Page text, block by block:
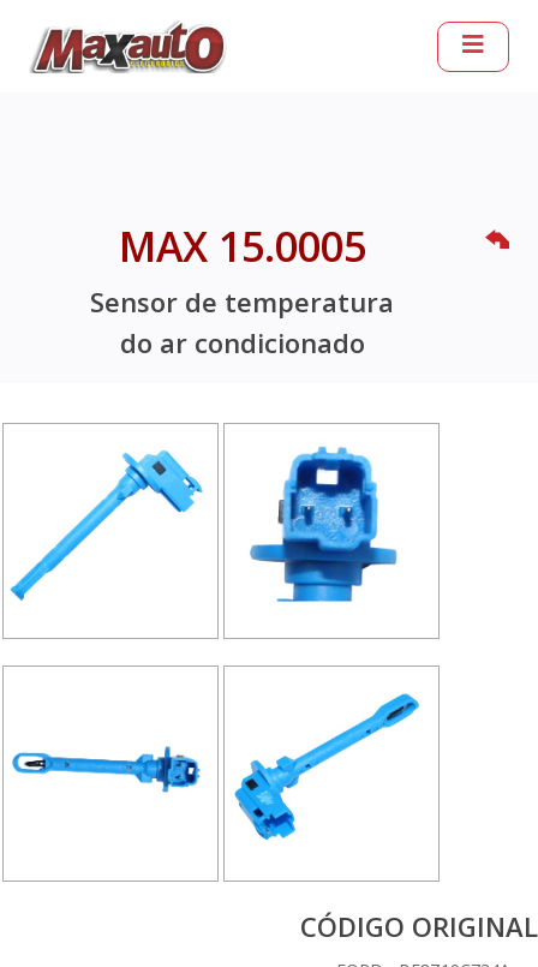
MAX 15.0005
Sensor de temperatura
do ar condicionado
CÓDIGO ORIGINAL